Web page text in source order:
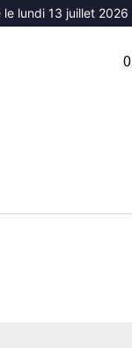
lundi 13 juillet 2026